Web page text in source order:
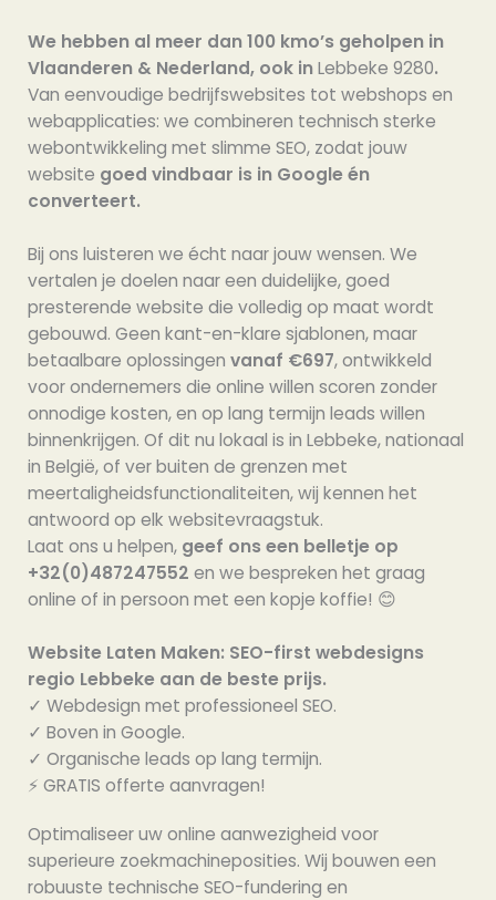
We hebben al meer dan 100 kmo’s geholpen in
Vlaanderen & Nederland, ook inLebbeke 9280.
Van eenvoudige bedrijfswebsites tot webshops en
webapplicaties: we combineren technisch sterke
webontwikkeling met slimme SEO, zodat jouw
website goed vindbaar is in Google én
converteert.
Bij ons luisteren we écht naar jouw wensen. We
vertalen je doelen naar een duidelijke, goed
presterende website die volledig op maat wordt
gebouwd. Geen kant-en-klare sjablonen, maar
betaalbare oplossingen vanaf €697, ontwikkeld
voor ondernemers die online willen scoren zonder
onnodige kosten, en op lang termijn leads willen
binnenkrijgen. Of dit nu lokaal is in Lebbeke, nationaal
in België, of ver buiten de grenzen met
meertaligheidsfunctionaliteiten, wij kennen het
antwoord op elk websitevraagstuk.
Laat ons u helpen, geef ons een belletje op
+32(0)487247552 en we bespreken het graag
online of in persoon met een kopje koffie! 😊
Website Laten Maken: SEO-first webdesigns
regio Lebbeke aan de beste prijs.
✓ Webdesign met professioneel SEO.
✓ Boven in Google.
✓ Organische leads op lang termijn.
⚡️ GRATIS offerte aanvragen!
Optimaliseer uw online aanwezigheid voor
superieure zoekmachineposities. Wij bouwen een
robuuste technische SEO-fundering en